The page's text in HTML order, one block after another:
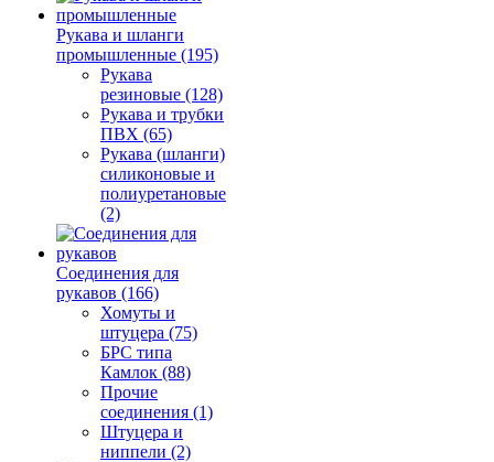
Рукава и шланги
промышленные (195)
Рукава
резиновые (128)
Рукава и трубки
ПВХ (65)
Рукава (шланги)
силиконовые и
полиуретановые
(2)
Соединения для
рукавов (166)
Хомуты и
штуцера (75)
БРС типа
Камлок (88)
Прочие
соединения (1)
Штуцера и
ниппели (2)